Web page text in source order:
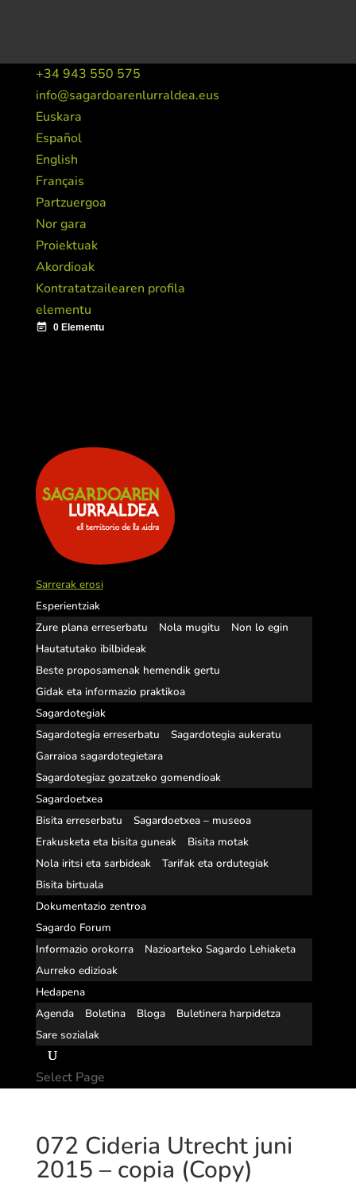
+34 943 550 575
info@sagardoarenlurraldea.eus
Euskara
Español
English
Français
Partzuergoa
Nor gara
Proiektuak
Akordioak
Kontratatzailearen profila
elementu
Sarrerak erosi
Esperientziak
Zure plana erreserbatu
Nola mugitu
Non lo egin
Hautatutako ibilbideak
Beste proposamenak hemendik gertu
Gidak eta informazio praktikoa
Sagardotegiak
Sagardotegia erreserbatu
Sagardotegia aukeratu
Garraioa sagardotegietara
Sagardotegiaz gozatzeko gomendioak
Sagardoetxea
Bisita erreserbatu
Sagardoetxea – museoa
Erakusketa eta bisita guneak
Bisita motak
Nola iritsi eta sarbideak
Tarifak eta ordutegiak
Bisita birtuala
Dokumentazio zentroa
Sagardo Forum
Informazio orokorra
Nazioarteko Sagardo Lehiaketa
Aurreko edizioak
Hedapena
Agenda
Boletina Bloga
Buletinera harpidetza
Sare sozialak
Select Page
072 Cideria Utrecht juni
2015 – copia (Copy)